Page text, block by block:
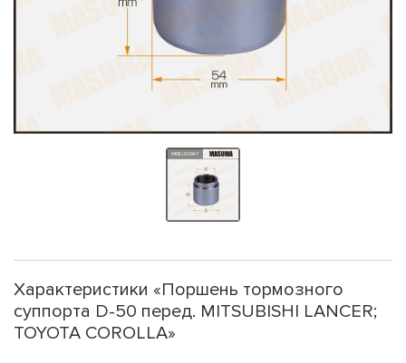
Характеристики «Поршень тормозного
суппорта D-50 перед. MITSUBISHI LANCER;
TOYOTA COROLLA»